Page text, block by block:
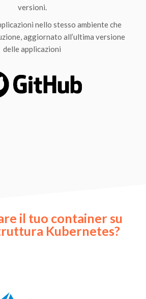
versioni.
nello stesso ambiente che
aggiornato all’ultima versione
delle applicazioni
il tuo container su
Kubernetes?